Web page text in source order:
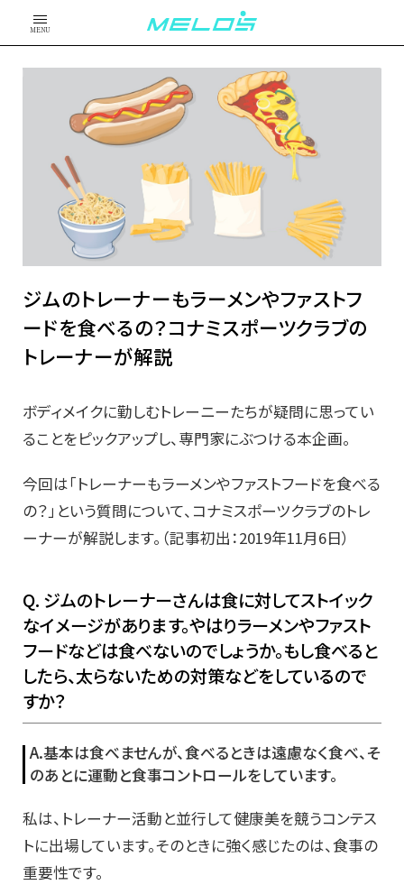
MENU
ジムのトレーナーもラーメンやファストフ
ードを食べるの？コナミスポーツクラブの
トレーナーが解説
ボディメイクに勤しむトレーニーたちが疑問に思ってい
ることをピックアップし、専門家にぶつける本企画。
今回は「トレーナーもラーメンやファストフードを食べる
の？」という質問について、コナミスポーツクラブのトレ
ーナーが解説します。（記事初出：2019年11月6日）
Q. ジムのトレーナーさんは食に対してストイック
なイメージがあります。やはりラーメンやファスト
フードなどは食べないのでしょうか。もし食べると
したら、太らないための対策などをしているので
すか？
A.基本は食べませんが、食べるときは遠慮なく食べ、そ
のあとに運動と食事コントロールをしています。
私は、トレーナー活動と並行して健康美を競うコンテス
トに出場しています。そのときに強く感じたのは、食事の
重要性です。